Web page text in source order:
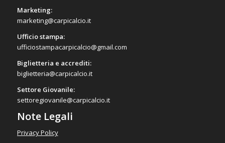
Marketing:
marketing@carpicalcio.it
Ufficio stampa:
ufficiostampacarpicalcio@gmail.com
Biglietteria e accrediti:
biglietteria@carpicalcio.it
Settore Giovanile:
settoregiovanile@carpicalcio.it
Note Legali
Privacy Policy